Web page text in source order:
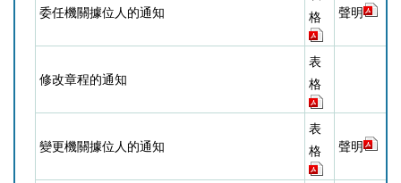
委任機關據位人的通知
格
聲明
修改章程的通知
表
格
變更機關據位人的通知
表
格
聲明